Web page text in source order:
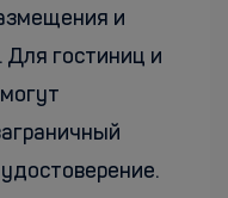
и
Для гостиниц и